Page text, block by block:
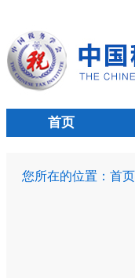
首页
您所在的位置： 首页